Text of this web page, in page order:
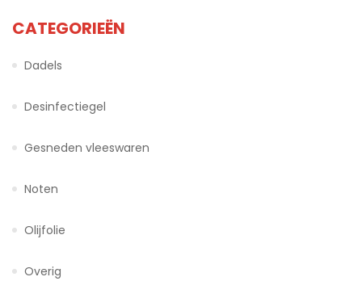
CATEGORIEËN
Dadels
Desinfectiegel
Gesneden vleeswaren
Noten
Olijfolie
Overig